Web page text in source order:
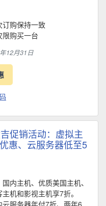
购保持一致
购买一台
12月31日
促销活动：虚拟主
惠、云服务器低至5
内主机、优质美国主机、
机和影视主机享7折。
服务器年付7折、两年6